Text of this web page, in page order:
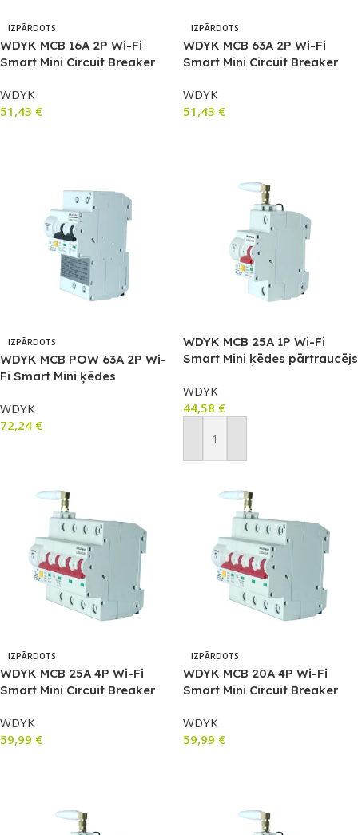
IZPĀRDOTS
WDYK MCB 16A 2P Wi-Fi
Smart Mini Circuit Breaker
WDYK
51,43 €
IZPĀRDOTS
WDYK MCB 63A 2P Wi-Fi
Smart Mini Circuit Breaker
WDYK
51,43 €
IZPĀRDOTS
WDYK MCB POW 63A 2P Wi-
Fi Smart Mini ķēdes
mērītāju un pārslodzes
aizsardzību (maks. 63A,
WDYK
72,24 €
WDYK MCB 25A 1P Wi-Fi
Smart Mini ķēdes pārtraucējs
WDYK
44,58 €
Pievienot Grozam
IZPĀRDOTS
WDYK MCB 25A 4P Wi-Fi
Smart Mini Circuit Breaker
WDYK
59,99 €
IZPĀRDOTS
WDYK MCB 20A 4P Wi-Fi
Smart Mini Circuit Breaker
WDYK
59,99 €